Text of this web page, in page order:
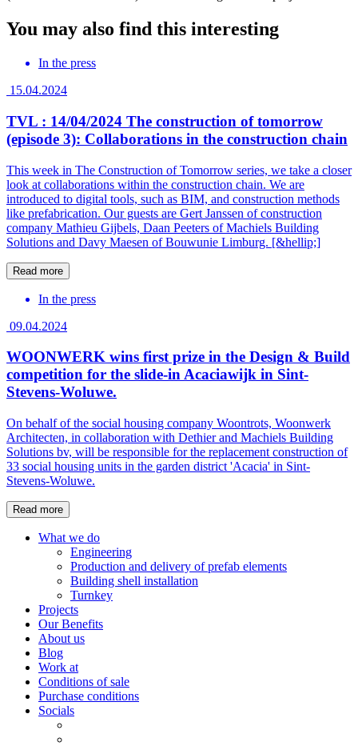
You may also find this interesting
In the press
15.04.2024
TVL : 14/04/2024 The construction of tomorrow
(episode 3): Collaborations in the construction chain
This week in The Construction of Tomorrow series, we take a closer
look at collaborations within the construction chain. We are
introduced to digital tools, such as BIM, and construction methods
like prefabrication. Our guests are Gert Janssen of construction
company Mathieu Gijbels, Daan Peeters of Machiels Building
Solutions and Davy Maesen of Bouwunie Limburg. [&hellip;]
Read more
In the press
09.04.2024
WOONWERK wins first prize in the Design & Build
competition for the slide-in Acaciawijk in Sint-
Stevens-Woluwe.
On behalf of the social housing company Woontrots, Woonwerk
Architecten, in collaboration with Dethier and Machiels Building
Solutions bv, will be responsible for the replacement construction of
33 social housing units in the garden district 'Acacia' in Sint-
Stevens-Woluwe.
Read more
What we do
Engineering
Production and delivery of prefab elements
Building shell installation
Turnkey
Projects
Our Benefits
About us
Blog
Work at
Conditions of sale
Purchase conditions
Socials